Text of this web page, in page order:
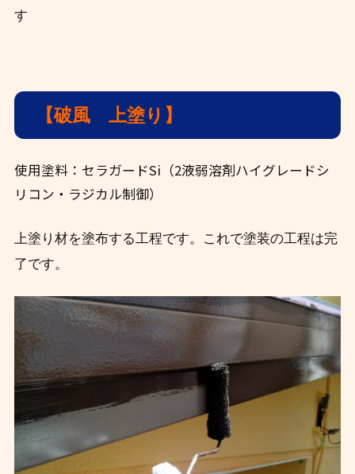
す
【破風 上塗り】
使用塗料：セラガードSi（2液弱溶剤ハイグレードシ
リコン・ラジカル制御）
上塗り材を塗布する工程です。これで塗装の工程は完
了です。